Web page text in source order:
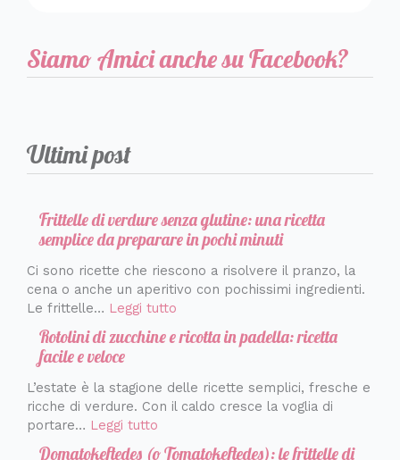
Siamo Amici anche su Facebook?
Ultimi post
Frittelle di verdure senza glutine: una ricetta
semplice da preparare in pochi minuti
Ci sono ricette che riescono a risolvere il pranzo, la
cena o anche un aperitivo con pochissimi ingredienti.
Le frittelle… Leggi tutto
Rotolini di zucchine e ricotta in padella: ricetta
facile e veloce
L’estate è la stagione delle ricette semplici, fresche e
ricche di verdure. Con il caldo cresce la voglia di
portare… Leggi tutto
Domatokeftedes (o Tomatokeftedes): le frittelle di